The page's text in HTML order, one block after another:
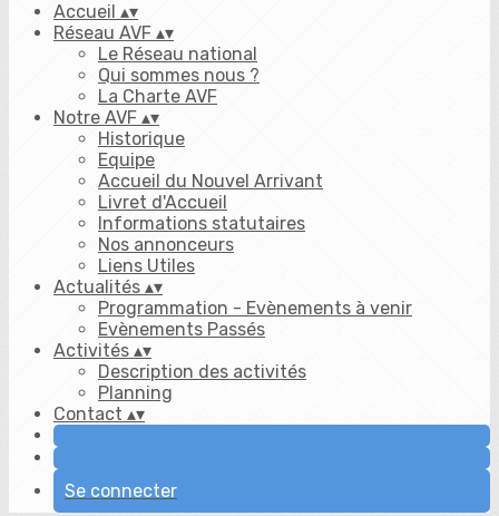
Accueil ▴▾
Réseau AVF ▴▾
Le Réseau national
Qui sommes nous ?
La Charte AVF
Notre AVF ▴▾
Historique
Equipe
Accueil du Nouvel Arrivant
Livret d'Accueil
Informations statutaires
Nos annonceurs
Liens Utiles
Actualités ▴▾
Programmation - Evènements à venir
Evènements Passés
Activités ▴▾
Description des activités
Planning
Contact ▴▾
Se connecter